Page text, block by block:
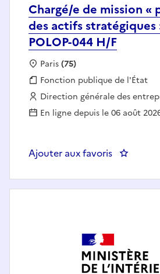
Chargé/e de mission
des actifs stratégiques
POLOP-044 H/F
Localisation :
Paris(75)
Fonction publique :
Fonction publique de l'État
Employeur :
Direction générale des
En ligne depuis le 06 août
Ajouter aux favoris :